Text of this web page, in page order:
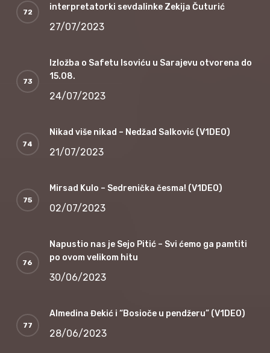
interpretatorki sevdalinke Zekija Čuturić
27/07/2023
Izložba o Safetu Isoviću u Sarajevu otvorena do
15.08.
24/07/2023
Nikad više nikad – Nedžad Salković (V1DEO)
21/07/2023
Mirsad Kulo – Sedrenička česma! (V1DEO)
02/07/2023
Napustio nas je Sejo Pitić – Svi ćemo ga pamtiti
po ovom velikom hitu
30/06/2023
Almedina Đekić i “Bosioče u pendžeru” (V1DEO)
28/06/2023